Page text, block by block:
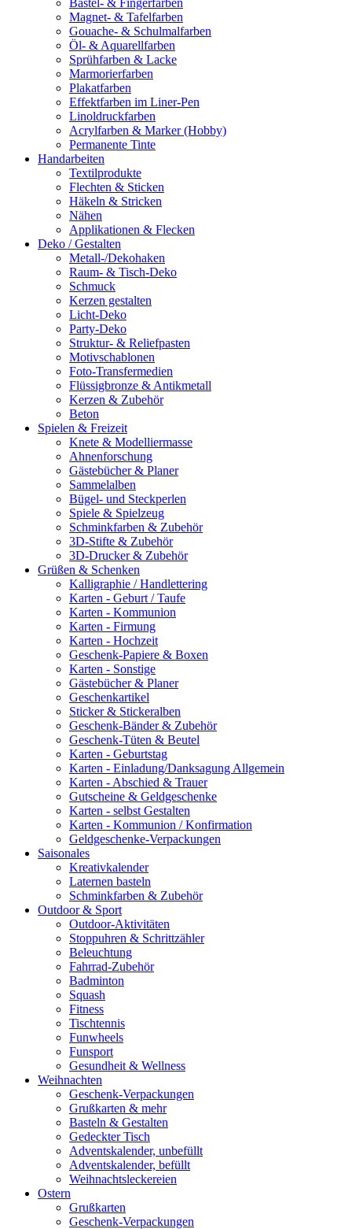
Bastel- & Fingerfarben
Magnet- & Tafelfarben
Gouache- & Schulmalfarben
Öl- & Aquarellfarben
Sprühfarben & Lacke
Marmorierfarben
Plakatfarben
Effektfarben im Liner-Pen
Linoldruckfarben
Acrylfarben & Marker (Hobby)
Permanente Tinte
Handarbeiten
Textilprodukte
Flechten & Sticken
Häkeln & Stricken
Nähen
Applikationen & Flecken
Deko / Gestalten
Metall-/Dekohaken
Raum- & Tisch-Deko
Schmuck
Kerzen gestalten
Licht-Deko
Party-Deko
Struktur- & Reliefpasten
Motivschablonen
Foto-Transfermedien
Flüssigbronze & Antikmetall
Kerzen & Zubehör
Beton
Spielen & Freizeit
Knete & Modelliermasse
Ahnenforschung
Gästebücher & Planer
Sammelalben
Bügel- und Steckperlen
Spiele & Spielzeug
Schminkfarben & Zubehör
3D-Stifte & Zubehör
3D-Drucker & Zubehör
Grüßen & Schenken
Kalligraphie / Handlettering
Karten - Geburt / Taufe
Karten - Kommunion
Karten - Firmung
Karten - Hochzeit
Geschenk-Papiere & Boxen
Karten - Sonstige
Gästebücher & Planer
Geschenkartikel
Sticker & Stickeralben
Geschenk-Bänder & Zubehör
Geschenk-Tüten & Beutel
Karten - Geburtstag
Karten - Einladung/Danksagung Allgemein
Karten - Abschied & Trauer
Gutscheine & Geldgeschenke
Karten - selbst Gestalten
Karten - Kommunion / Konfirmation
Geldgeschenke-Verpackungen
Saisonales
Kreativkalender
Laternen basteln
Schminkfarben & Zubehör
Outdoor & Sport
Outdoor-Aktivitäten
Stoppuhren & Schrittzähler
Beleuchtung
Fahrrad-Zubehör
Badminton
Squash
Fitness
Tischtennis
Funwheels
Funsport
Gesundheit & Wellness
Weihnachten
Geschenk-Verpackungen
Grußkarten & mehr
Basteln & Gestalten
Gedeckter Tisch
Adventskalender, unbefüllt
Adventskalender, befüllt
Weihnachtsleckereien
Ostern
Grußkarten
Geschenk-Verpackungen